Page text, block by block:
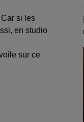
si les
en studio
sur ce